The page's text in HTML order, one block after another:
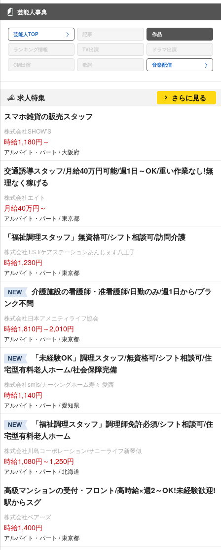
芸能人事典
芸能人TOP 記事 作品
ランキング情報 TV出演 ドラマ出演
CM出演 歌詞 音楽配信
求人特集 さらに見る
スマホ雑貨の販売スタッフ
株式会社SHOW’S
時給1,180円～
アルバイト・パート / 大阪府
交通誘導スタッフ/月給40万円可能/週1日～OK/重い作業なし!無
理なく稼げる
株式会社エイト
月給40万円～
アルバイト・パート / 東京都
「福祉調理スタッフ」無資格可/シフト相談可/訪問介護
株式会社T.S.I/ケアステーションあんじぇす八王子
時給1,230円
アルバイト・パート / 東京都
NEW
介護施設の看護師・准看護師/日勤のみ/週1日から/ブラ
ンク不問
株式会社日本アメニティライフ協会
時給1,810円～2,010円
アルバイト・パート / 東京都
NEW
「未経験OK」調理スタッフ/無資格可/シフト相談可/住
宅型有料老人ホーム/社会保障完備
株式会社smis/ナーシングホーム寿々 愛西
時給1,140円
アルバイト・パート / 愛知県
NEW
「福祉調理スタッフ」調理師免許必須/シフト相談可/住
宅型有料老人ホーム
株式会社川島コーポレーション/サニーライフ新琴似
時給1,080円～1,250円
アルバイト・パート / 北海道
高級マンションの受付・フロント/高時給×週2～OK!未経験歓迎!
駅からスグ
株式会社ベアーズ
時給1,400円
アルバイト・パート / 東京都